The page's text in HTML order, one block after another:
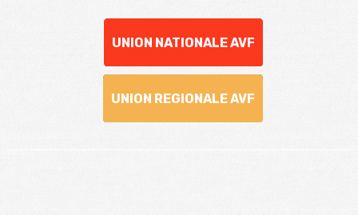
UNION NATIONALE AVF
UNION REGIONALE AVF